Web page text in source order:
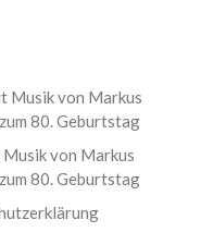
von Markus
80. Geburtstag
von Markus
80. Geburtstag